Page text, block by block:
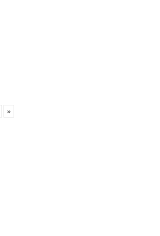
»